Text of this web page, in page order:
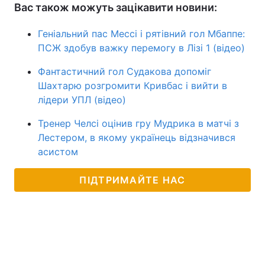
Вас також можуть зацікавити новини:
Геніальний пас Мессі і рятівний гол Мбаппе:
ПСЖ здобув важку перемогу в Лізі 1 (відео)
Фантастичний гол Судакова допоміг
Шахтарю розгромити Кривбас і вийти в
лідери УПЛ (відео)
Тренер Челсі оцінив гру Мудрика в матчі з
Лестером, в якому українець відзначився
асистом
ПІДТРИМАЙТЕ НАС